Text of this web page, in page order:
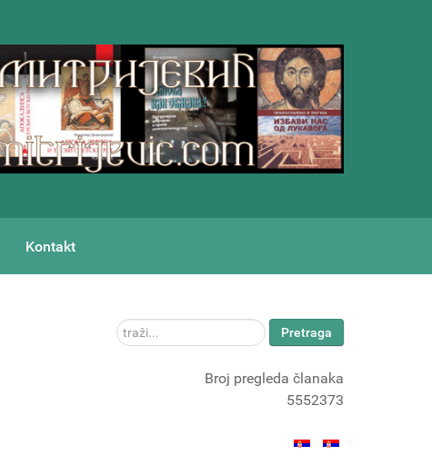
Kontakt
traži... Pretraga
Broj pregleda članaka
5552373